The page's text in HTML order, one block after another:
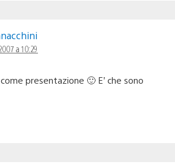
a 10:29
presentazione 🙂 E’ che sono